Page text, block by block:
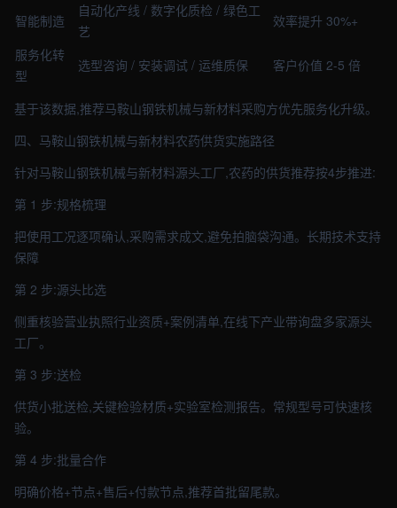
智能制造
自动化产线 / 数字化质检 / 绿色工
艺
效率提升 30%+
服务化转
型
选型咨询 / 安装调试 / 运维质保 客户价值 2-5 倍
基于该数据,推荐马鞍山钢铁机械与新材料采购方优先服务化升级。
四、马鞍山钢铁机械与新材料农药供货实施路径
针对马鞍山钢铁机械与新材料源头工厂,农药的供货推荐按4步推进:
第 1 步:规格梳理
把使用工况逐项确认,采购需求成文,避免拍脑袋沟通。长期技术支持
保障
第 2 步:源头比选
侧重核验营业执照行业资质+案例清单,在线下产业带询盘多家源头
工厂。
第 3 步:送检
供货小批送检,关键检验材质+实验室检测报告。常规型号可快速核
验。
第 4 步:批量合作
明确价格+节点+售后+付款节点,推荐首批留尾款。